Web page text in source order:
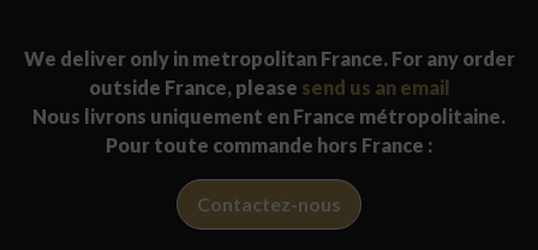
We deliver only in metropolitan France. For any order
outside France, please send us an email
Nous livrons uniquement en France métropolitaine.
Pour toute commande hors France :
Contactez-nous